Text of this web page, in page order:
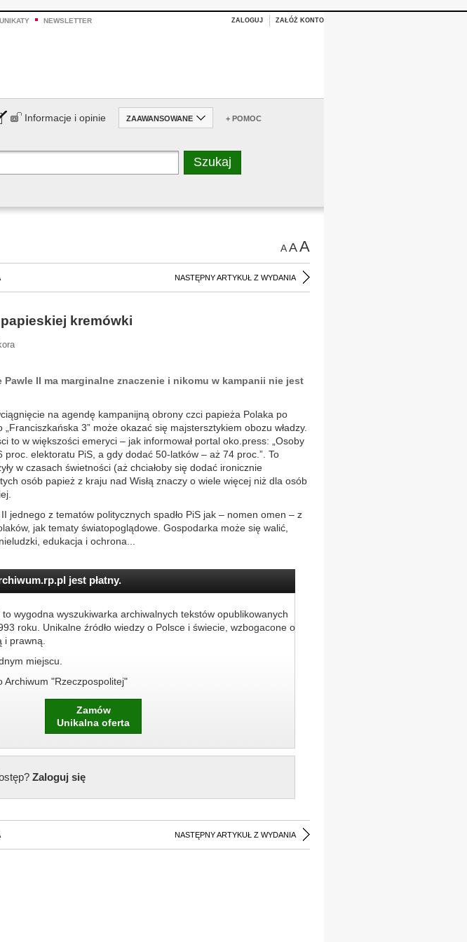
NEWSLETTER ZALOGUJ ZAŁÓŻ KONTO
Informacje i opinie ZAAWANSOWANE + POMOC
AAA
NASTĘPNY ARTYKUŁ Z WYDANIA
kremówki
II ma marginalne znaczenie i nikomu w kampanii nie jest
na agendę kampanijną obrony czci papieża Polaka po
3” może okazać się majstersztykiem obozu władzy.
to w większości emeryci – jak informował portal oko.press: „Osoby
elektoratu PiS, a gdy dodać 50-latków – aż 74 proc.”. To
w czasach świetności (aż chciałoby się dodać ironicznie
tych osób papież z kraju nad Wisłą znaczy o wiele więcej niż dla osób
jednego z tematów politycznych spadło PiS jak – nomen omen – z
jak tematy światopoglądowe. Gospodarka może się walić,
edukacja i ochrona...
jest płatny.
wygodna wyszukiwarka archiwalnych tekstów opublikowanych
roku. Unikalne źródło wiedzy o Polsce i świecie, wzbogacone o
i prawną.
miejscu.
Archiwum "Rzeczpospolitej"
Zamów
Unikalna oferta
Zaloguj się
NASTĘPNY ARTYKUŁ Z WYDANIA